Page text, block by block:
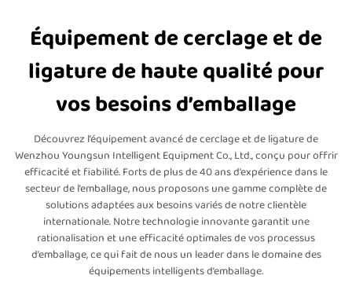
Équipement de cerclage et de
ligature de haute qualité pour
vos besoins d’emballage
Découvrez l’équipement avancé de cerclage et de ligature de
Wenzhou Youngsun Intelligent Equipment Co., Ltd., conçu pour offrir
efficacité et fiabilité. Forts de plus de 40 ans d’expérience dans le
secteur de l’emballage, nous proposons une gamme complète de
solutions adaptées aux besoins variés de notre clientèle
internationale. Notre technologie innovante garantit une
rationalisation et une efficacité optimales de vos processus
d’emballage, ce qui fait de nous un leader dans le domaine des
équipements intelligents d’emballage.